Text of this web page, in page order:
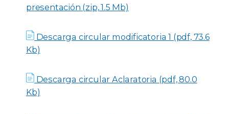
presentación (zip, 1.5 Mb)
Descarga circular modificatoria 1 (pdf, 73.6
Kb)
Descarga circular Aclaratoria (pdf, 80.0
Kb)